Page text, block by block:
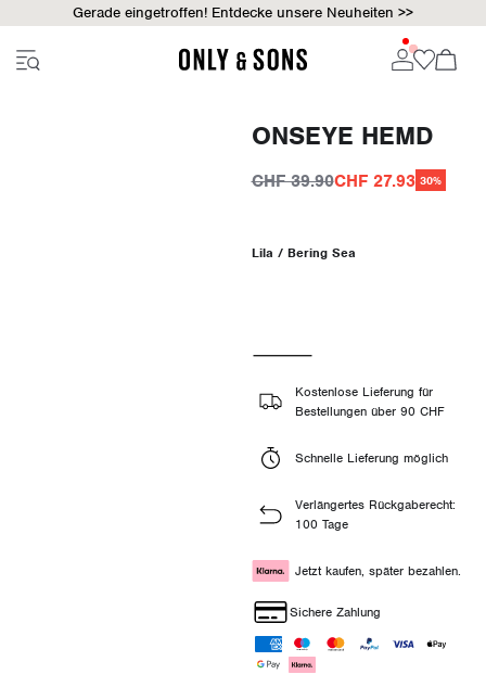
Gerade eingetroffen! Entdecke unsere Neuheiten >>
ONSEYE HEMD
CHF 39.90CHF 27.93 30%
Lila / Bering Sea
Kostenlose Lieferung für
Bestellungen über 90 CHF
Schnelle Lieferung möglich
Verlängertes Rückgaberecht:
100 Tage
Jetzt kaufen, später bezahlen.
Sichere Zahlung